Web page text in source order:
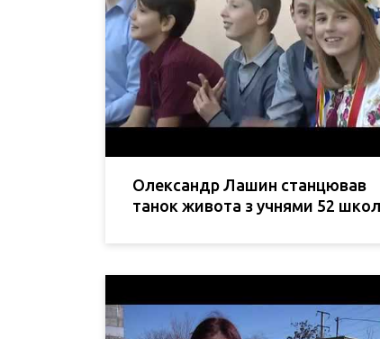
Олександр Лашин станцював
танок живота з учнями 52